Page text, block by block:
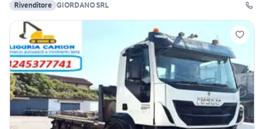
Rivenditore GIORDANO SRL